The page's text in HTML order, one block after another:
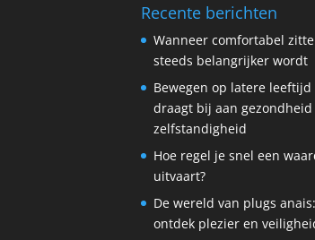
Recente berichten
Wanneer comfortabel
steeds belangrijker wordt
Bewegen op latere leeftijd
draagt bij aan gezondheid
zelfstandigheid
Hoe regel je snel een
uitvaart?
De wereld van plugs anais:
ontdek plezier en